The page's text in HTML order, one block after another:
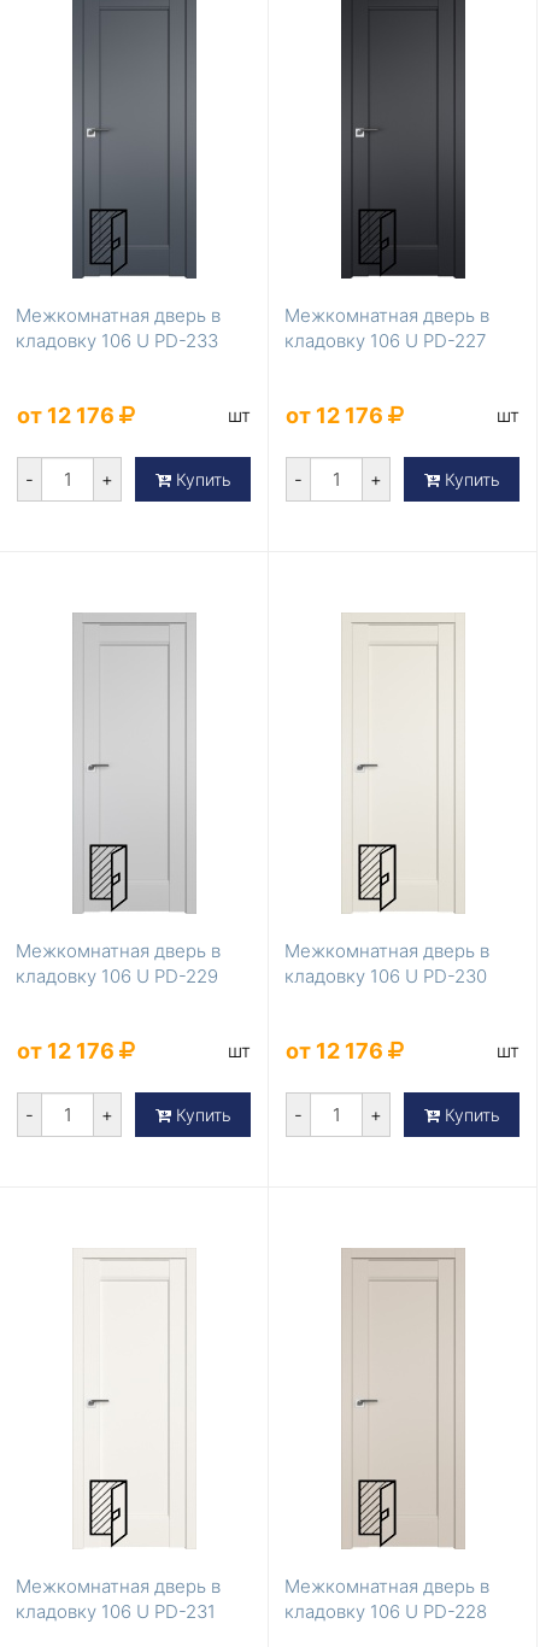
Межкомнатная дверь в
кладовку 106 U PD-233
от 12 176 шт
- + Купить
Межкомнатная дверь в
кладовку 106 U PD-227
от 12 176 шт
- + Купить
Межкомнатная дверь в
кладовку 106 U PD-229
от 12 176 шт
- + Купить
Межкомнатная дверь в
кладовку 106 U PD-230
от 12 176 шт
- + Купить
Межкомнатная дверь в
кладовку 106 U PD-231
Межкомнатная дверь в
кладовку 106 U PD-228